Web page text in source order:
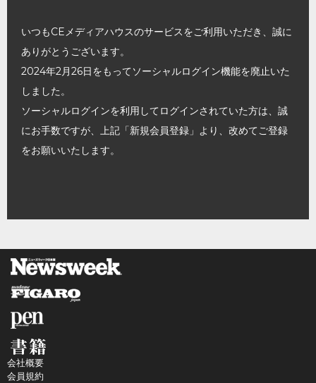
いつもCEメディアハウスのサービスをご利用いただき、誠に
ありがとうございます。
2024年2月26日をもってソーシャルログイン機能を廃止いた
しました。
ソーシャルログインを利用してログインされていた方は、誠
にお手数ですが、上記「新規会員登録」より、改めてご登録
をお願いいたします。
会社概要
会員規約